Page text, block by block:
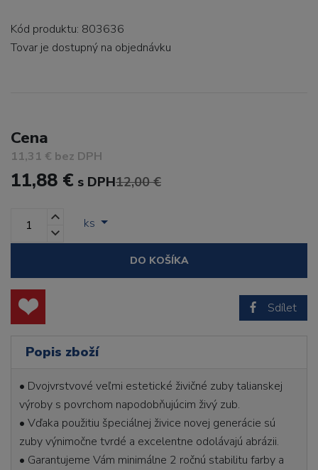
Kód produktu: 803636
Tovar je dostupný na objednávku
Cena
11,31 € bez DPH
11,88 € s DPH12,00 €
ks
DO KOŠÍKA
Sdílet
Popis zboží
• Dvojvrstvové veľmi estetické živičné zuby talianskej
výroby s povrchom napodobňujúcim živý zub.
• Vďaka použitiu špeciálnej živice novej generácie sú
zuby výnimočne tvrdé a excelentne odolávajú abrázii.
• Garantujeme Vám minimálne 2 ročnú stabilitu farby a